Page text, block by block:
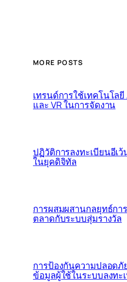
MORE POSTS
เทรนด์การใช้เทคโนโลยี
และ VR ในการจัดงาน
ปฏิวัติการลงทะเบียนอีเว้
ในยุคดิจิทัล
การผสมผสานกลยุทธ์การ
ตลาดกับระบบสุ่มรางวัล
การป้องกันความปลอดภั
ข้อมูลผู้ใช้ในระบบลงทะ